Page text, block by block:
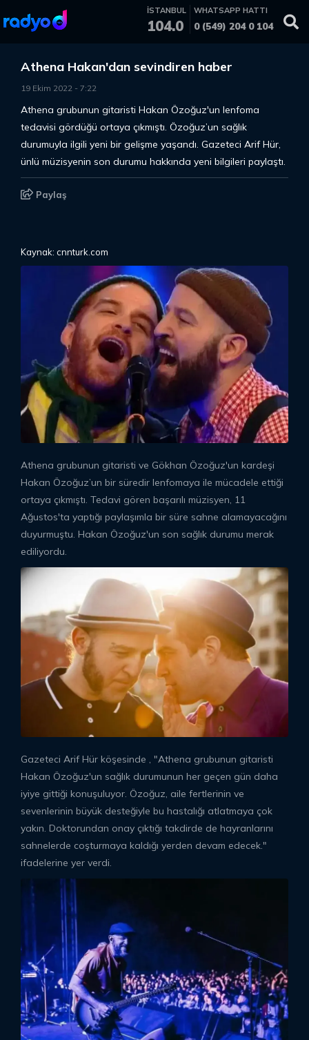
İSTANBUL
104.0
WHATSAPP HATTI
0 (549) 204 0 104
Athena Hakan'dan sevindiren haber
19 Ekim 2022 - 7:22
Athena grubunun gitaristi Hakan Özoğuz'un lenfoma
tedavisi gördüğü ortaya çıkmıştı. Özoğuz’un sağlık
durumuyla ilgili yeni bir gelişme yaşandı. Gazeteci Arif Hür,
ünlü müzisyenin son durumu hakkında yeni bilgileri paylaştı.
Paylaş
Kaynak: cnnturk.com
Athena grubunun gitaristi ve Gökhan Özoğuz'un kardeşi
Hakan Özoğuz’un bir süredir lenfomaya ile mücadele ettiği
ortaya çıkmıştı. Tedavi gören başarılı müzisyen, 11
Ağustos'ta yaptığı paylaşımla bir süre sahne alamayacağını
duyurmuştu. Hakan Özoğuz'un son sağlık durumu merak
ediliyordu.
Gazeteci Arif Hür köşesinde , "Athena grubunun gitaristi
Hakan Özoğuz'un sağlık durumunun her geçen gün daha
iyiye gittiği konuşuluyor. Özoğuz, aile fertlerinin ve
sevenlerinin büyük desteğiyle bu hastalığı atlatmaya çok
yakın. Doktorundan onay çıktığı takdirde de hayranlarını
sahnelerde coşturmaya kaldığı yerden devam edecek."
ifadelerine yer verdi.